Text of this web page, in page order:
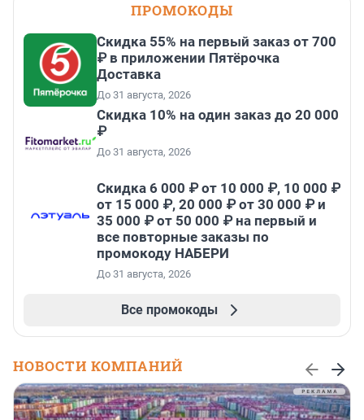
ПРОМОКОДЫ
Скидка 55% на первый заказ от 700
₽ в приложении Пятёрочка
Доставка
До 31 августа, 2026
Скидка 10% на один заказ до 20 000
₽
До 31 августа, 2026
Скидка 6 000 ₽ от 10 000 ₽, 10 000 ₽
от 15 000 ₽, 20 000 ₽ от 30 000 ₽ и
35 000 ₽ от 50 000 ₽ на первый и
все повторные заказы по
промокоду НАБЕРИ
До 31 августа, 2026
Все промокоды
НОВОСТИ КОМПАНИЙ